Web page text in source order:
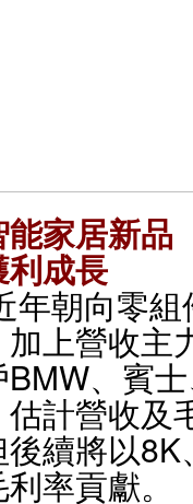
家居新品
成長
年朝向零
上營收主
、賓
計營收及
續將以
率貢獻。